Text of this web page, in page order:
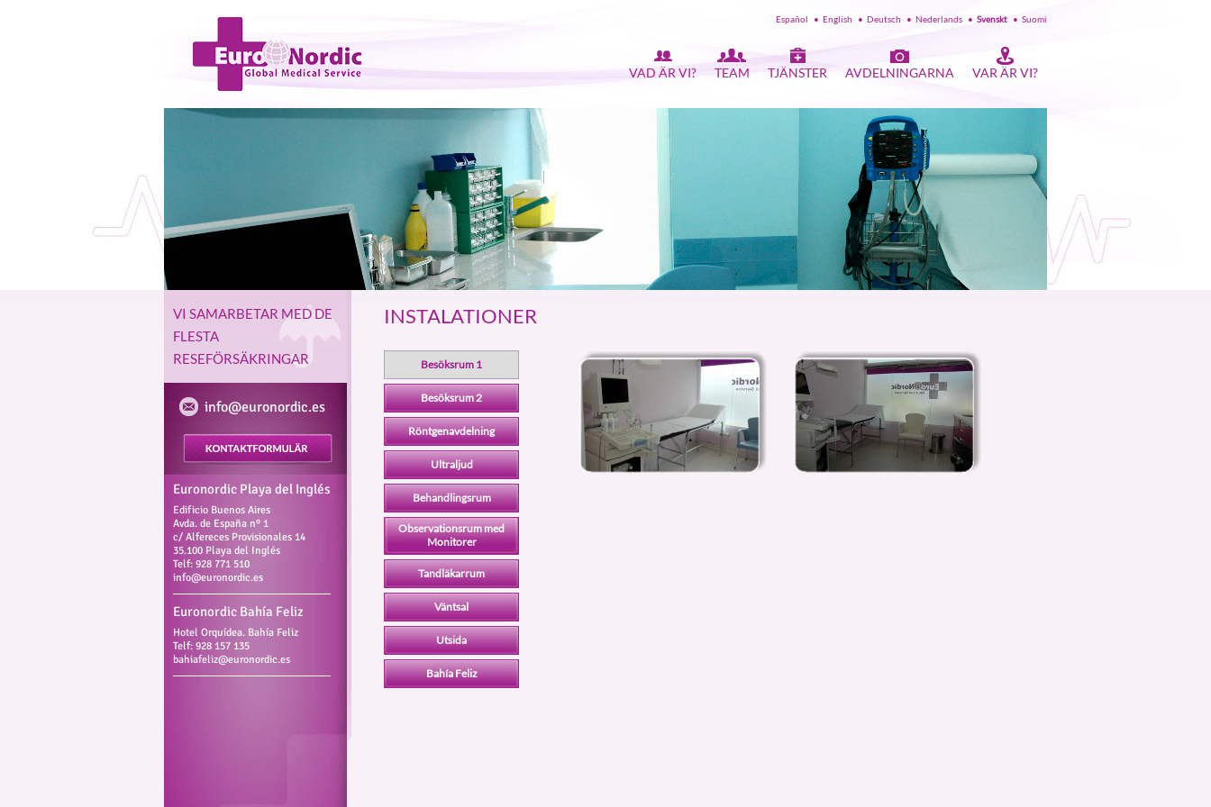
Español • English • Deutsch • Nederlands • Svenskt • Suomi
VAD ÄR VI? TEAM TJÄNSTER AVDELNINGARNA VAR ÄR VI?
VI SAMARBETAR MED DE
FLESTA
RESEFÖRSÄKRINGAR
info@euronordic.es
Euronordic Playa del Inglés
Edificio Buenos Aires
Avda. de España nº 1
c/ Alfereces Provisionales 14
35.100 Playa del Inglés
Telf: 928 771 510
info@euronordic.es
Euronordic Bahía Feliz
Hotel Orquídea. Bahía Feliz
Telf: 928 157 135
bahiafeliz@euronordic.es
INSTALATIONER
Besöksrum 1
Besöksrum 2
Röntgenavdelning
Ultraljud
Behandlingsrum
Observationsrum med
Monitorer
Tandläkarrum
Väntsal
Utsida
Bahía Feliz